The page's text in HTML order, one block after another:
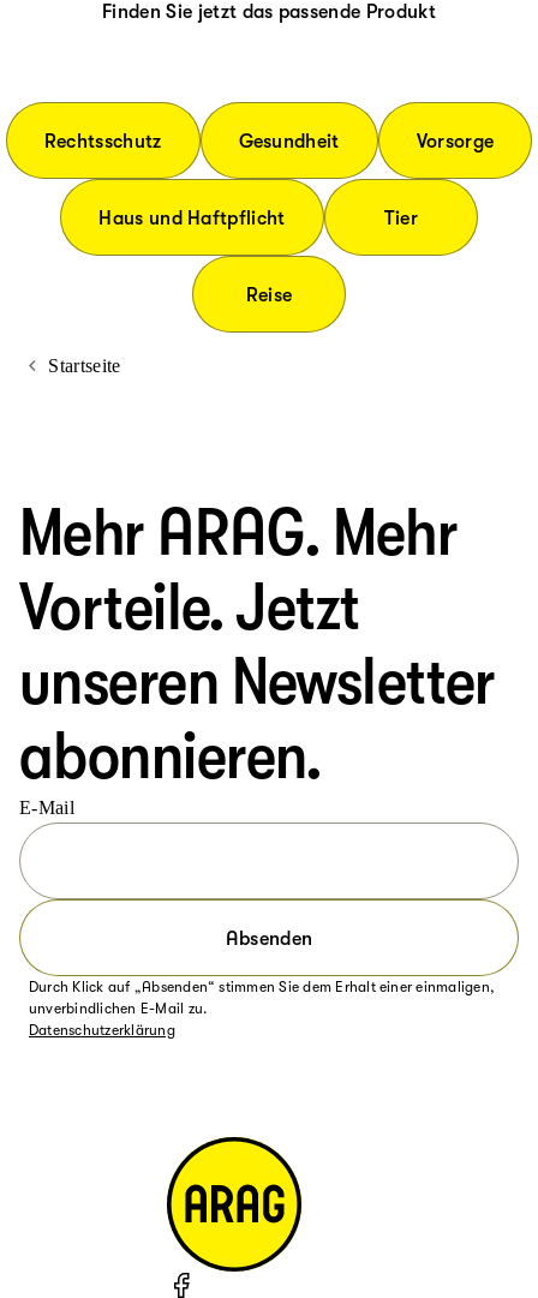
Finden Sie jetzt das passende Produkt
Rechtsschutz Gesundheit Vorsorge
Haus und Haftpflicht Tier
Reise
Startseite
Mehr ARAG. Mehr
Vorteile. Jetzt
unseren Newsletter
abonnieren.
E-Mail
Absenden
Durch Klick auf „Absenden“ stimmen Sie dem Erhalt einer einmaligen,
unverbindlichen E-Mail zu.
Datenschutzerklärung